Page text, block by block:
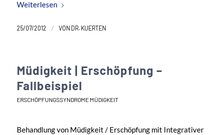
Weiterlesen
25/07/2012 / VON DR. KUERTEN
Müdigkeit | Erschöpfung –
Fallbeispiel
ERSCHÖPFUNGSSYNDROME MÜDIGKEIT
Behandlung von Müdigkeit / Erschöpfung mit Integrativer